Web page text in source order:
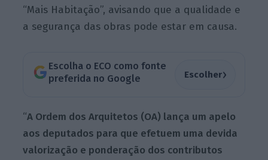
“Mais Habitação”, avisando que a qualidade e
a segurança das obras pode estar em causa.
Escolha o ECO como fonte
preferida no Google
Escolher›
“A Ordem dos Arquitetos (OA) lança um apelo
aos deputados para que efetuem uma devida
valorização e ponderação dos contributos